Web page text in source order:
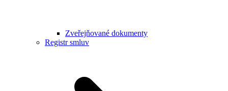
Zveřejňované dokumenty
Registr smluv